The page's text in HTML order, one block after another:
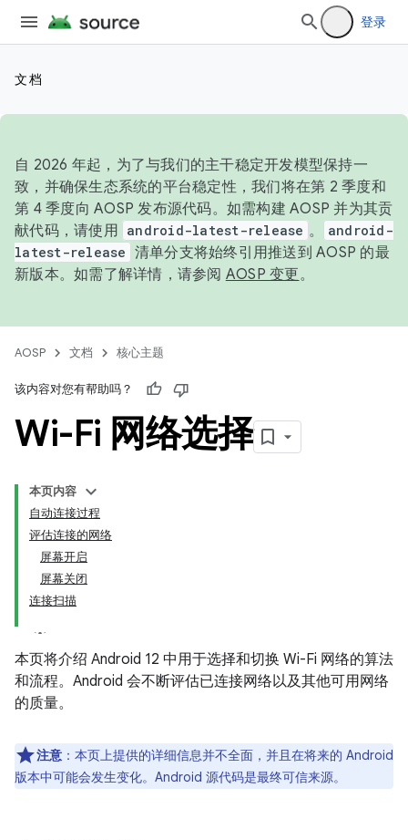
登录
文档
自 2026 年起，为了与我们的主干稳定开发模型保持一
致，并确保生态系统的平台稳定性，我们将在第 2 季度和
第 4 季度向 AOSP 发布源代码。如需构建 AOSP 并为其贡
献代码，请使用 android-latest-release 。
android-
latest-release 清单分支将始终引用推送到 AOSP 的最
新版本。如需了解详情，请参阅 AOSP 变更。
AOSP 文档 核心主题
该内容对您有帮助吗？
Wi-Fi 网络选择
本页内容
自动连接过程
评估连接的网络
屏幕开启
屏幕关闭
连接扫描
本页将介绍 Android 12 中用于选择和切换 Wi-Fi 网络的算法
和流程。Android 会不断评估已连接网络以及其他可用网络
的质量。
注意 ：本页上提供的详细信息并不全面，并且在将来的 Android
版本中可能会发生变化。Android 源代码是最终可信来源。